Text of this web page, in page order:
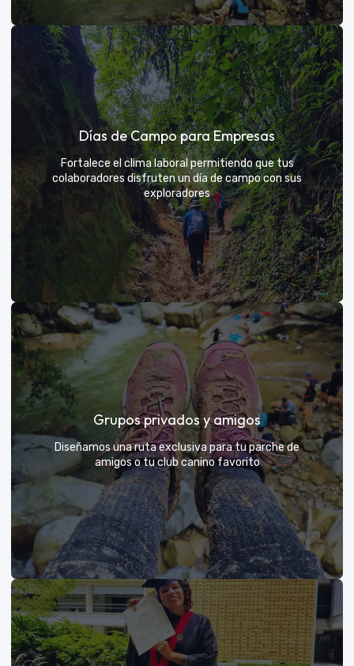
Días de sol
Un respiro campestre diseñado para el descanso y la
diversión de todos
VER MÁS
Días de Campo para Empresas
Fortalece el clima laboral permitiendo que tus
colaboradores disfruten un día de campo con sus
exploradores
Días de Campo para Empresas
El mejor beneficio para tu equipo: compartir con sus
exploradores y fortalecer lazos rodeados de
naturaleza
VER MÁS
Grupos privados y amigos
Diseñamos una ruta exclusiva para tu parche de
amigos o tu club canino favorito